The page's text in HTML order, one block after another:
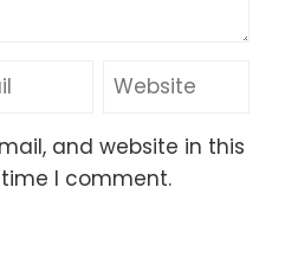
and website in this
I comment.